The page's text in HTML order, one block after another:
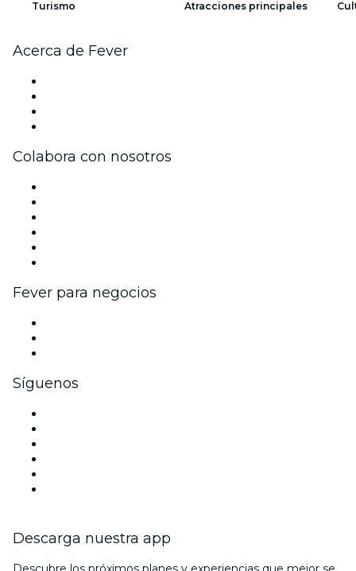
Turismo Atracciones principales
Acerca de Fever
Colabora con nosotros
Fever para negocios
Síguenos
Descarga nuestra app